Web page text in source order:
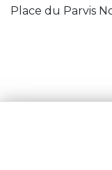
Place du Parvis